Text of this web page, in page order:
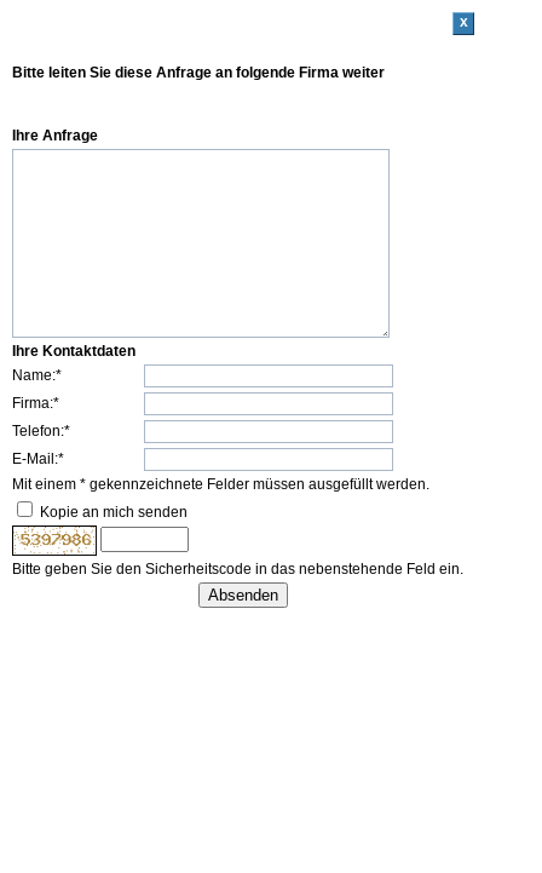
x
Bitte leiten Sie diese Anfrage an folgende Firma weiter
Ihre Anfrage
Ihre Kontaktdaten
Name:*
Firma:*
Telefon:*
E-Mail:*
Mit einem * gekennzeichnete Felder müssen ausgefüllt werden.
Kopie an mich senden
Bitte geben Sie den Sicherheitscode in das nebenstehende Feld ein.